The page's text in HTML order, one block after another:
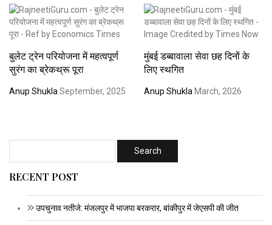
बुलेट ट्रेन परियोजना में महत्वपूर्ण
सुरंग का ब्रेकथ्रू पूरा
Anup Shukla September, 2025
मुंबई डब्बावाला सेवा छह दिनों के
लिए स्थगित
Anup Shukla March, 2026
RECENT POST
उपचुनाव नतीजे: मंजलपुर में भाजपा बरकरार, बांकीपुर में जेएसपी की जीत